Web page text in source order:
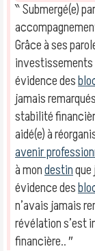
‶ Submergé(e)
Grâce à ses
investissements
évidence des
jamais
stabilité
aidé(e) à
avenir
à mondestinque
évidence des
n’avais jamais
révélation s’est
financière.. ″